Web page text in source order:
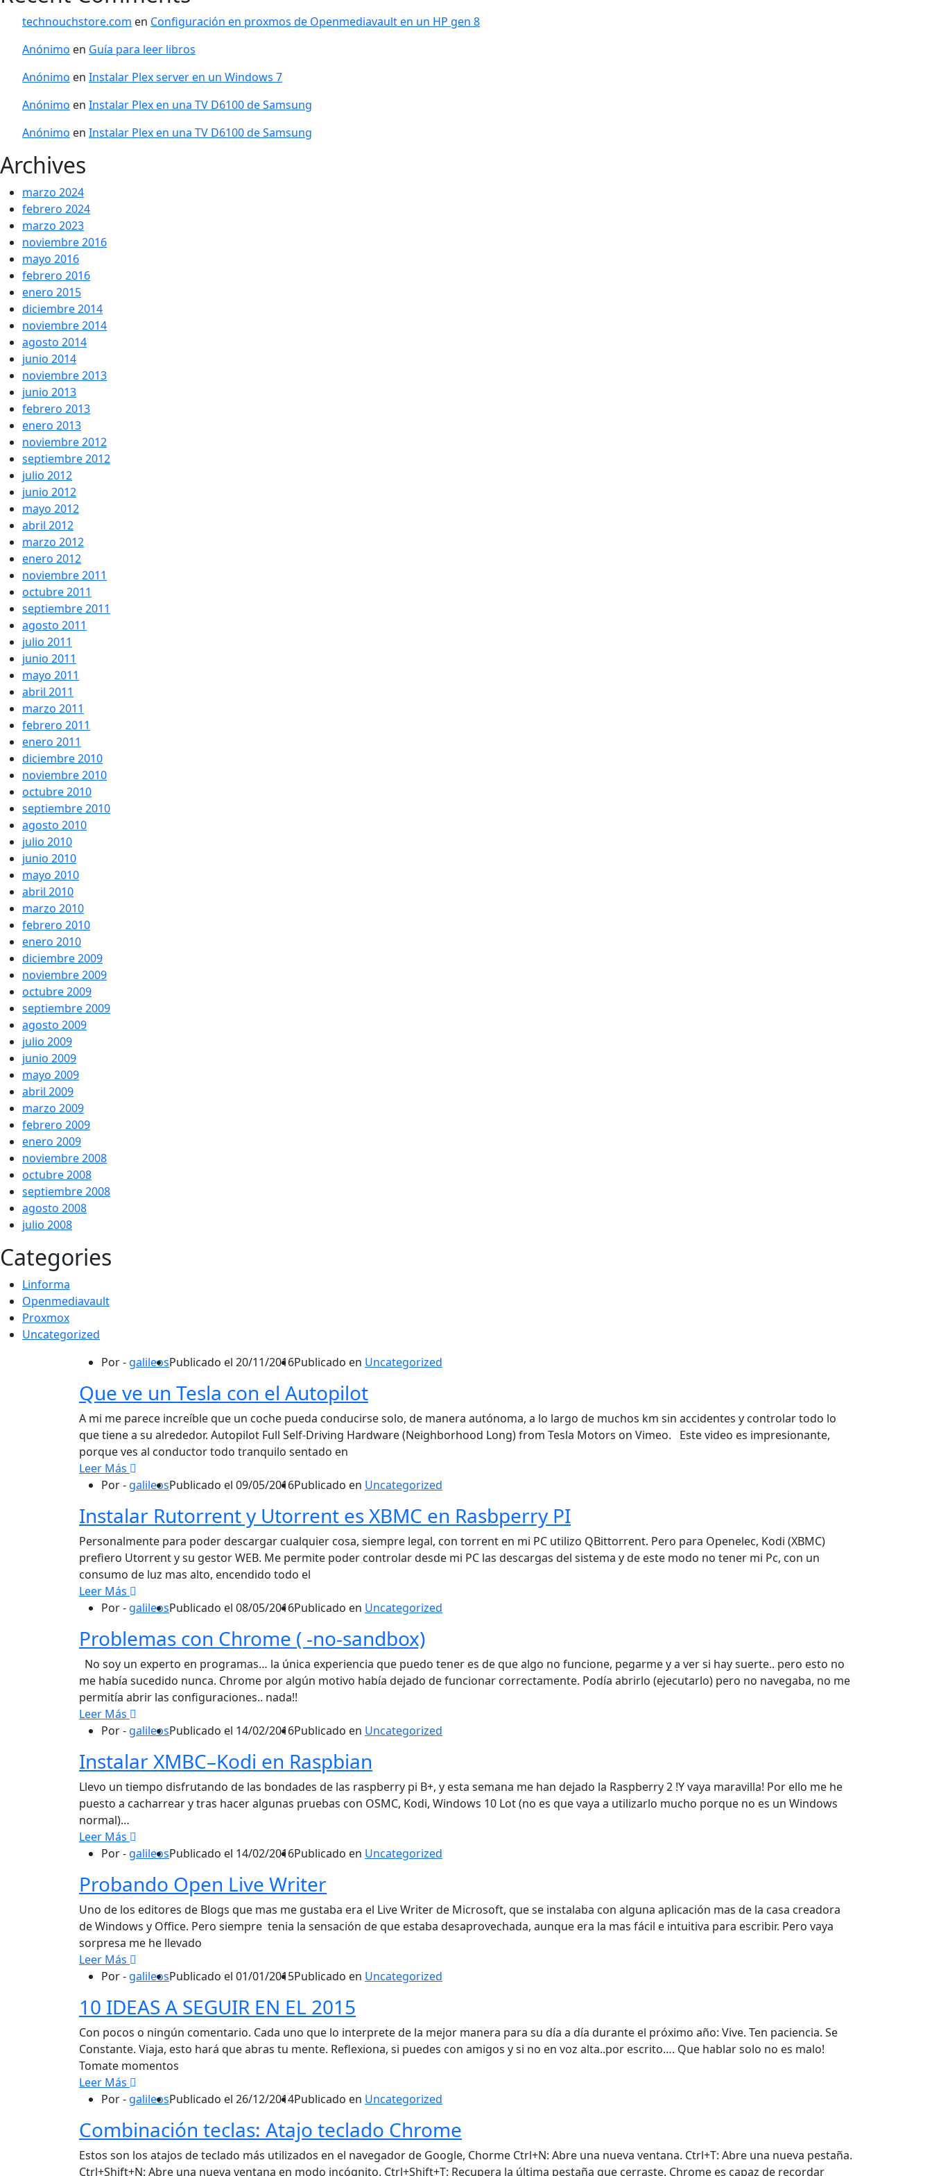
technouchstore.com en Configuración en proxmos de Openmediavault en un HP gen 8
Anónimo en Guía para leer libros
Anónimo en Instalar Plex server en un Windows 7
Anónimo en Instalar Plex en una TV D6100 de Samsung
Anónimo en Instalar Plex en una TV D6100 de Samsung
Archives
marzo 2024
febrero 2024
marzo 2023
noviembre 2016
mayo 2016
febrero 2016
enero 2015
diciembre 2014
noviembre 2014
agosto 2014
junio 2014
noviembre 2013
junio 2013
febrero 2013
enero 2013
noviembre 2012
septiembre 2012
julio 2012
junio 2012
mayo 2012
abril 2012
marzo 2012
enero 2012
noviembre 2011
octubre 2011
septiembre 2011
agosto 2011
julio 2011
junio 2011
mayo 2011
abril 2011
marzo 2011
febrero 2011
enero 2011
diciembre 2010
noviembre 2010
octubre 2010
septiembre 2010
agosto 2010
julio 2010
junio 2010
mayo 2010
abril 2010
marzo 2010
febrero 2010
enero 2010
diciembre 2009
noviembre 2009
octubre 2009
septiembre 2009
agosto 2009
julio 2009
junio 2009
mayo 2009
abril 2009
marzo 2009
febrero 2009
enero 2009
noviembre 2008
octubre 2008
septiembre 2008
agosto 2008
julio 2008
Categories
Linforma
Openmediavault
Proxmox
Uncategorized
Por - galileosPublicado el 20/11/2016Publicado en Uncategorized
Que ve un Tesla con el Autopilot
A mi me parece increíble que un coche pueda conducirse solo, de manera autónoma, a lo largo de muchos km sin accidentes y controlar todo lo
que tiene a su alrededor. Autopilot Full Self-Driving Hardware (Neighborhood Long) from Tesla Motors on Vimeo. Este video es impresionante,
porque ves al conductor todo tranquilo sentado en
Leer Más
Por - galileosPublicado el 09/05/2016Publicado en Uncategorized
Instalar Rutorrent y Utorrent es XBMC en Rasbperry PI
Personalmente para poder descargar cualquier cosa, siempre legal, con torrent en mi PC utilizo QBittorrent. Pero para Openelec, Kodi (XBMC)
prefiero Utorrent y su gestor WEB. Me permite poder controlar desde mi PC las descargas del sistema y de este modo no tener mi Pc, con un
consumo de luz mas alto, encendido todo el
Leer Más
Por - galileosPublicado el 08/05/2016Publicado en Uncategorized
Problemas con Chrome ( -no-sandbox)
No soy un experto en programas… la única experiencia que puedo tener es de que algo no funcione, pegarme y a ver si hay suerte.. pero esto no
me había sucedido nunca. Chrome por algún motivo había dejado de funcionar correctamente. Podía abrirlo (ejecutarlo) pero no navegaba, no me
permitía abrir las configuraciones.. nada!!
Leer Más
Por - galileosPublicado el 14/02/2016Publicado en Uncategorized
Instalar XMBC–Kodi en Raspbian
Llevo un tiempo disfrutando de las bondades de las raspberry pi B+, y esta semana me han dejado la Raspberry 2 !Y vaya maravilla! Por ello me he
puesto a cacharrear y tras hacer algunas pruebas con OSMC, Kodi, Windows 10 Lot (no es que vaya a utilizarlo mucho porque no es un Windows
normal)…
Leer Más
Por - galileosPublicado el 14/02/2016Publicado en Uncategorized
Probando Open Live Writer
Uno de los editores de Blogs que mas me gustaba era el Live Writer de Microsoft, que se instalaba con alguna aplicación mas de la casa creadora
de Windows y Office. Pero siempre tenia la sensación de que estaba desaprovechada, aunque era la mas fácil e intuitiva para escribir. Pero vaya
sorpresa me he llevado
Leer Más
Por - galileosPublicado el 01/01/2015Publicado en Uncategorized
10 IDEAS A SEGUIR EN EL 2015
Con pocos o ningún comentario. Cada uno que lo interprete de la mejor manera para su día a día durante el próximo año: Vive. Ten paciencia. Se
Constante. Viaja, esto hará que abras tu mente. Reflexiona, si puedes con amigos y si no en voz alta..por escrito…. Que hablar solo no es malo!
Tomate momentos
Leer Más
Por - galileosPublicado el 26/12/2014Publicado en Uncategorized
Combinación teclas: Atajo teclado Chrome
Estos son los atajos de teclado más utilizados en el navegador de Google, Chorme Ctrl+N: Abre una nueva ventana. Ctrl+T: Abre una nueva pestaña.
Ctrl+Shift+N: Abre una nueva ventana en modo incógnito. Ctrl+Shift+T: Recupera la última pestaña que cerraste. Chrome es capaz de recordar